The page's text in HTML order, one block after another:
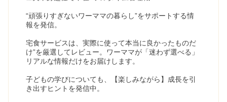
“頑張りすぎないワーママの暮らし”をサポートする情
報を発信。
宅食サービスは、実際に使って本当に良かったものだ
け”を厳選してレビュー。ワーママが「迷わず選べる」
リアルな情報だけをお届けします。
子どもの学びについても、【楽しみながら】成長を引
き出すヒントを発信中。